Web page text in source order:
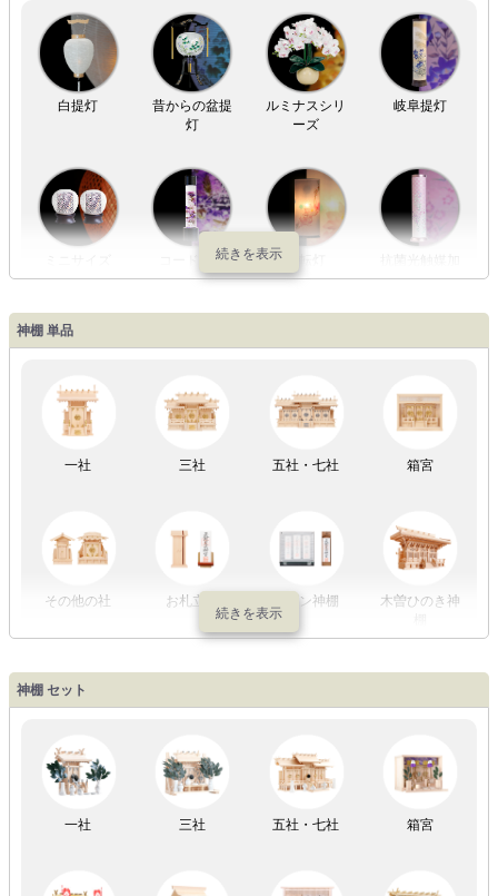
白提灯
昔からの盆提
灯
ルミナスシリ
ーズ
岐阜提灯
コードレス
工
LED灯 七色LED灯 和紙・絹製 木・竹製
初盆セット 贈るセット 盆提灯単品 一対セット
盆提灯一万円
以内
～2万円
～3万円
以上
神棚 単品
一社 三社 五社・七社 箱宮
その他の社 お札立て モダン神棚
木曽ひのき神
神棚 セット
一社 三社 五社・七社 箱宮